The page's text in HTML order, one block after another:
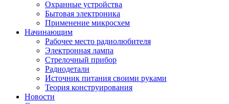
Охранные устройства
Бытовая электроника
Применение микросхем
Начинающим
Рабочее место радиолюбителя
Электронная лампа
Стрелочный прибор
Радиодетали
Источник питания своими руками
Теория конструирования
Новости